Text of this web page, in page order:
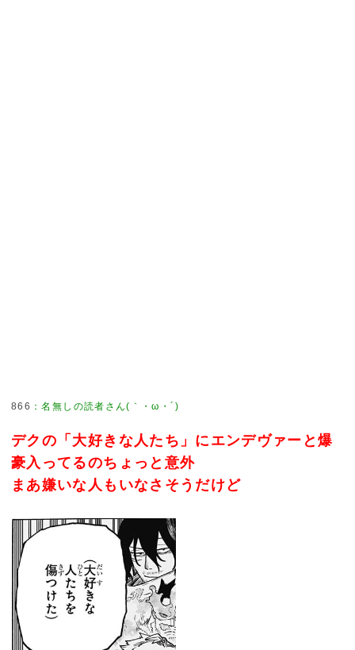
866 ：名無しの読者さん(｀・ω・´)
デクの「大好きな人たち」にエンデヴァーと爆
豪入ってるのちょっと意外
まあ嫌いな人もいなさそうだけど